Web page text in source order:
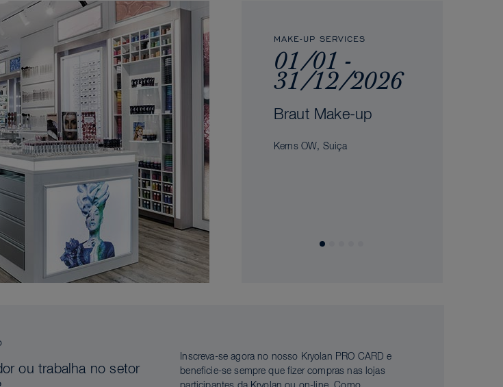
MAKE-UP SERVICES
01/01 -
31/12/2026
Braut Make-up
Kerns OW, Suiça
ou trabalha no setor
Inscreva-se agora no nosso Kryolan PRO CARD e
beneficie-se sempre que fizer compras nas lojas